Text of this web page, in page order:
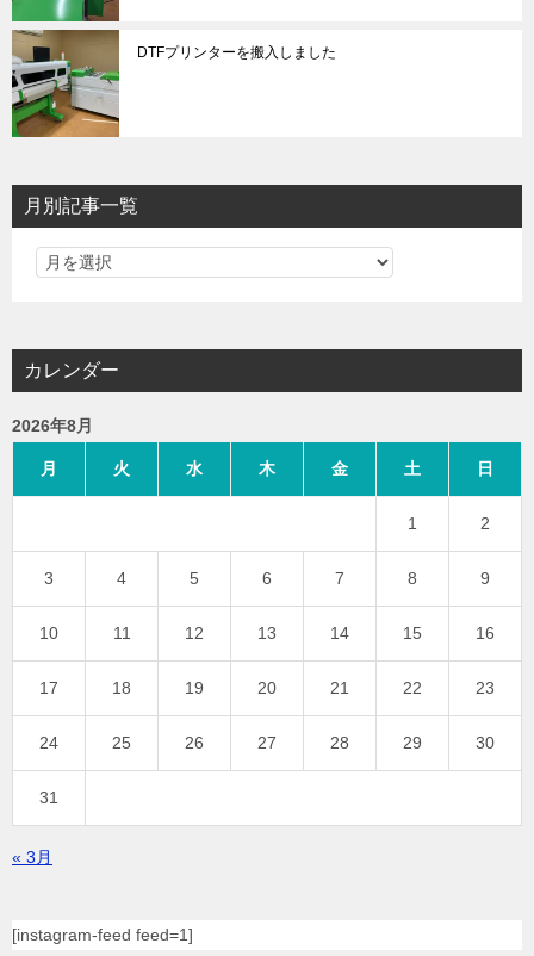
DTFプリンターを搬入しました
月別記事一覧
カレンダー
2026年8月
月 火 水 木 金 土 日
1 2
3 4 5 6 7 8 9
10 11 12 13 14 15 16
17 18 19 20 21 22 23
24 25 26 27 28 29 30
31
« 3月
[instagram-feed feed=1]